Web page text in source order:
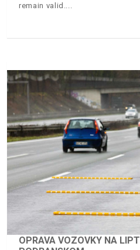
remain valid.
OPRAVA VOZOVKY NA